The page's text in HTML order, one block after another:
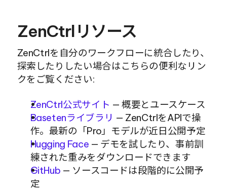
ZenCtrlリソース
ZenCtrlを自分のワークフローに統合したり、
探索したりしたい場合はこちらの便利なリン
クをご覧ください:
ZenCtrl公式サイト — 概要とユースケース
Basetenライブラリ — ZenCtrlをAPIで操
作。最新の「Pro」モデルが近日公開予定
Hugging Face — デモを試したり、事前訓
練された重みをダウンロードできます
GitHub — ソースコードは段階的に公開予
定